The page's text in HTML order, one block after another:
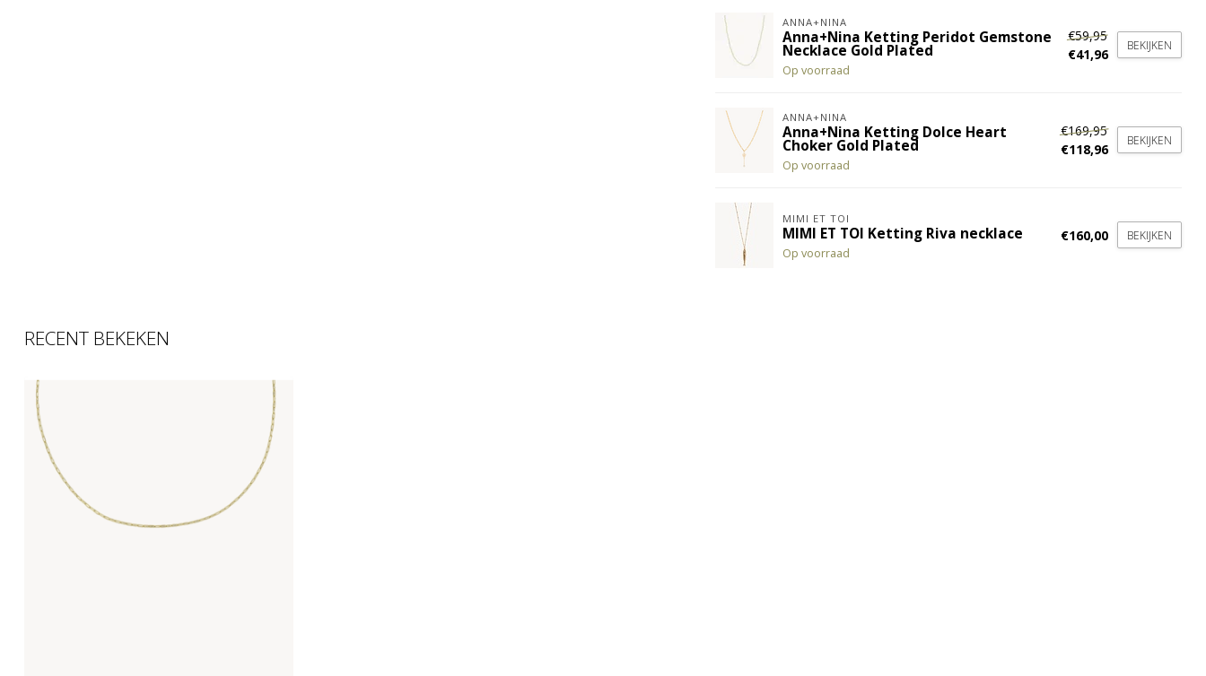
ANNA+NINA
Anna+Nina Ketting Peridot Gemstone
Necklace Gold Plated
Op voorraad
€59,95
€41,96
BEKIJKEN
ANNA+NINA
Anna+Nina Ketting Dolce Heart
Choker Gold Plated
Op voorraad
€169,95
€118,96
BEKIJKEN
MIMI ET TOI
MIMI ET TOI Ketting Riva necklace
Op voorraad
€160,00 BEKIJKEN
RECENT BEKEKEN